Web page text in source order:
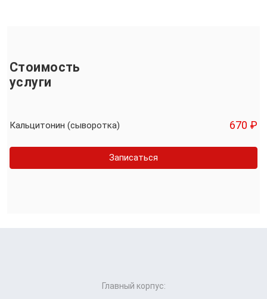
Стоимость
услуги
Кальцитонин (сыворотка) 670 ₽
Записаться
Главный корпус: